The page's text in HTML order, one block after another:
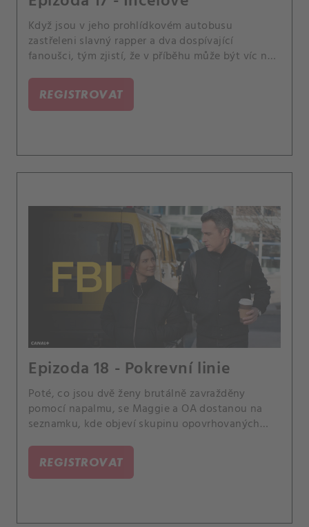
Když jsou v jeho prohlídkovém autobusu
zastřeleni slavný rapper a dva dospívající
fanoušci, tým zjistí, že v příběhu může být víc než
dosáhne významného milníku, kvůli kterému
uvažuje o své budoucnosti v agentuře.
REGISTROVAT
Epizoda 18 - Pokrevní linie
Poté, co jsou dvě ženy brutálně zavražděny
pomocí napalmu, se Maggie a OA dostanou na
seznamku, kde objeví skupinu opovrhovaných
odmítají.
REGISTROVAT